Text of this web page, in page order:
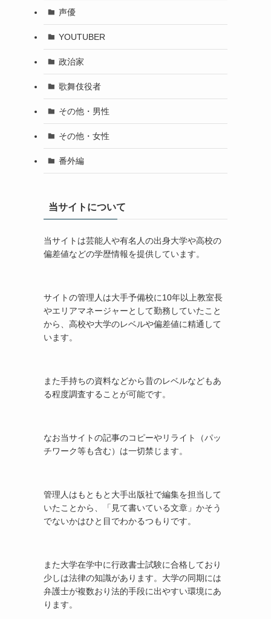
声優
YOUTUBER
政治家
歌舞伎役者
その他・男性
その他・女性
番外編
当サイトについて
当サイトは芸能人や有名人の出身大学や高校の
偏差値などの学歴情報を提供しています。
サイトの管理人は大手予備校に10年以上教室長
やエリアマネージャーとして勤務していたこと
から、高校や大学のレベルや偏差値に精通して
います。
また手持ちの資料などから昔のレベルなどもあ
る程度調査することが可能です。
なお当サイトの記事のコピーやリライト（パッ
チワーク等も含む）は一切禁じます。
管理人はもともと大手出版社で編集を担当して
いたことから、「見て書いている文章」かそう
でないかはひと目でわかるつもりです。
また大学在学中に行政書士試験に合格しており
少しは法律の知識があります。大学の同期には
弁護士が複数おり法的手段に出やすい環境にあ
ります。